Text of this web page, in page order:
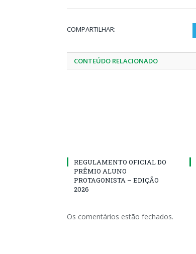
COMPARTILHAR:
CONTEÚDO RELACIONADO
REGULAMENTO OFICIAL DO
PRÊMIO ALUNO
PROTAGONISTA – EDIÇÃO
2026
Os comentários estão fechados.